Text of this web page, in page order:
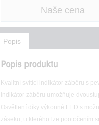
Naše cena
Popis
Kvalitní svítící indikátor záběru s
Indikátor záběru umožňuje
Osvětlení díky výkonné LED s
záseku, u kterého lze pootočením